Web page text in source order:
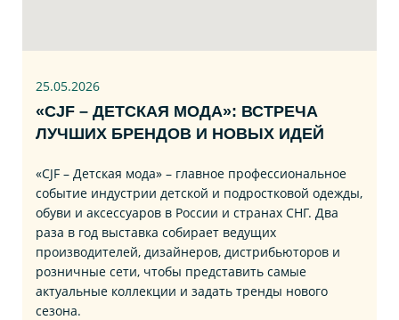
25.05.2026
«CJF – ДЕТСКАЯ МОДА»: ВСТРЕЧА
ЛУЧШИХ БРЕНДОВ И НОВЫХ ИДЕЙ
«CJF – Детская мода» – главное профессиональное
событие индустрии детской и подростковой одежды,
обуви и аксессуаров в России и странах СНГ. Два
раза в год выставка собирает ведущих
производителей, дизайнеров, дистрибьюторов и
розничные сети, чтобы представить самые
актуальные коллекции и задать тренды нового
сезона.